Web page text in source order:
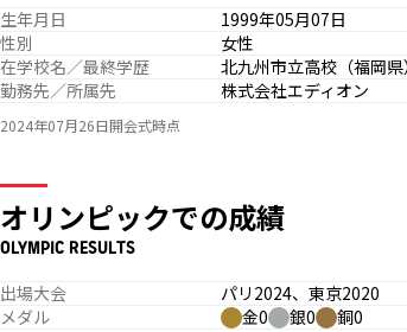
生年月日
1999年05月07日
性別
女性
在学校名／最終学歴
北九州市立高校（福岡県）
勤務先／所属先
株式会社エディオン
2024年07月26日開会式時点
オリンピックでの成績
OLYMPIC RESULTS
出場大会
パリ2024、東京2020
メダル
金0 銀0 銅0